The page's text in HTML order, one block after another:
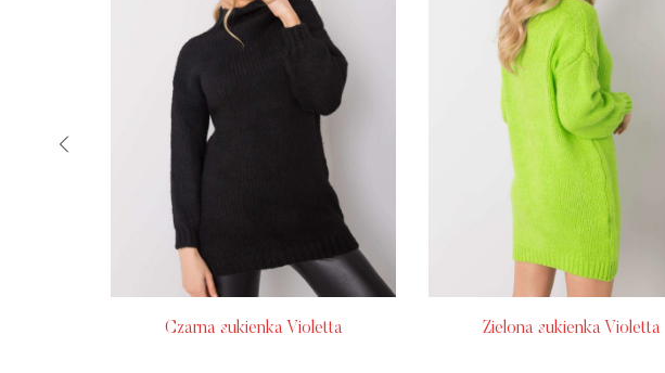
Czarna sukienka Violetta Zielona sukienka Violetta